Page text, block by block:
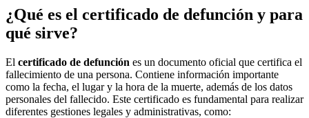
¿Qué es el certificado de defunción y para
qué sirve?
El certificado de defunción es un documento oficial que certifica el
fallecimiento de una persona. Contiene información importante
como la fecha, el lugar y la hora de la muerte, además de los datos
personales del fallecido. Este certificado es fundamental para realizar
diferentes gestiones legales y administrativas, como: